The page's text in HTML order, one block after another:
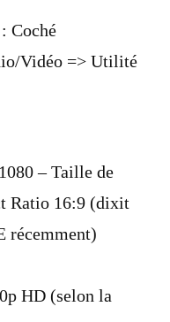
Coché
Vidéo => Utilité
– Taille de
Ratio 16:9 (dixit
récemment)
HD (selon la